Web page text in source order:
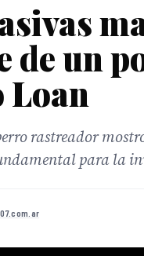
de un
Loan
rastreador
para la